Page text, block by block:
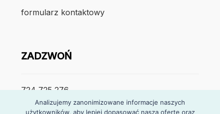
formularz kontaktowy
ZADZWOŃ
724 725 276
Analizujemy zanonimizowane informacje naszych
użytkowników, aby lepiej dopasować naszą ofertę oraz